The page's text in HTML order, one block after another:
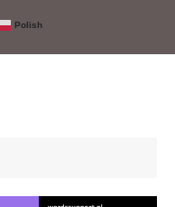
Polish